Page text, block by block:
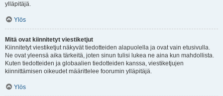
ylläpitäjä.
Ylös
Mitä ovat kiinnitetyt viestiketjut
Kiinnitetyt viestiketjut näkyvät tiedotteiden alapuolella ja ovat vain etusivulla.
Ne ovat yleensä aika tärkeitä, joten sinun tulisi lukea ne aina kun mahdollista.
Kuten tiedotteiden ja globaalien tiedotteiden kanssa, viestiketjujen
kiinnittämisen oikeudet määrittelee foorumin ylläpitäjä.
Ylös